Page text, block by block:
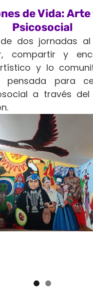
de Vida: Arte
Psicosocial
dos jornadas
compartir y
y lo
pensada para
a través